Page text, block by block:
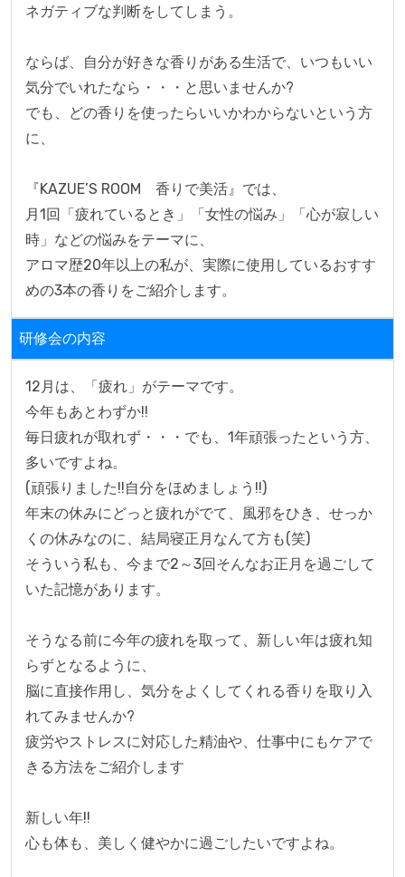
ネガティブな判断をしてしまう。
ならば、自分が好きな香りがある生活で、いつもいい
気分でいれたなら・・・と思いませんか?
でも、どの香りを使ったらいいかわからないという方
に、
『KAZUE’S ROOM　香りで美活』では、
月1回「疲れているとき」「女性の悩み」「心が寂しい
時」などの悩みをテーマに、
アロマ歴20年以上の私が、実際に使用しているおすす
めの3本の香りをご紹介します。
研修会の内容
12月は、「疲れ」がテーマです。
今年もあとわずか!!
毎日疲れが取れず・・・でも、1年頑張ったという方、
多いですよね。
(頑張りました!!自分をほめましょう!!)
年末の休みにどっと疲れがでて、風邪をひき、せっか
くの休みなのに、結局寝正月なんて方も(笑)
そういう私も、今まで2～3回そんなお正月を過ごして
いた記憶があります。
そうなる前に今年の疲れを取って、新しい年は疲れ知
らずとなるように、
脳に直接作用し、気分をよくしてくれる香りを取り入
れてみませんか?
疲労やストレスに対応した精油や、仕事中にもケアで
きる方法をご紹介します
新しい年!!
心も体も、美しく健やかに過ごしたいですよね。